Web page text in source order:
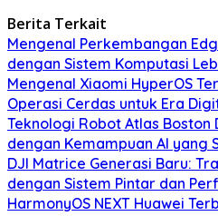
Berita Terkait
Mengenal Perkembangan
dengan Sistem Komputasi
Mengenal Xiaomi HyperOS
Operasi Cerdas untuk Era
Teknologi Robot Atlas Boston
dengan Kemampuan AI yang
DJI Matrice Generasi Baru:
dengan Sistem Pintar dan
HarmonyOS NEXT Huawei